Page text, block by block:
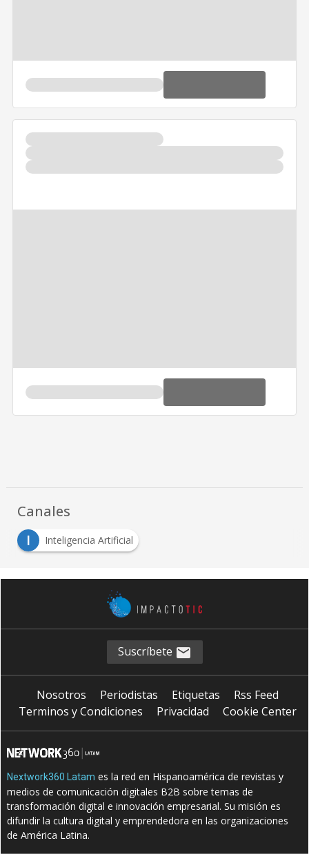
Canales
I
Inteligencia Artificial
Suscríbete
Nosotros Periodistas Etiquetas
Rss Feed
Terminos y Condiciones
Privacidad Cookie Center
Nextwork360 Latam es la red en Hispanoamérica de revistas y
medios de comunicación digitales B2B sobre temas de
transformación digital e innovación empresarial. Su misión es
difundir la cultura digital y emprendedora en las organizaciones
de América Latina.